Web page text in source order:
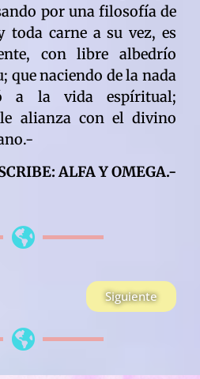
por una filosofía de
toda carne a su vez, es
con libre albedrío
que naciendo de la nada
a la vida espíritual;
alianza con el divino
ALFA Y OMEGA.-
Siguiente